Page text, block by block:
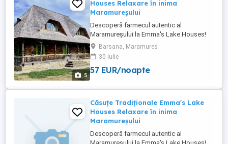
5
Houses Relaxare în inima
Maramureșului
Descoperă farmecul autentic al
Maramureșului la Emma's Lake Houses!
Te așteptăm în căsuțele noastre
tradiționale, amenajate cu grijă pentru a-ți
oferi confort, liniște și o experiență de
neuitat în mijlocul naturii. Atmosferă caldă
spectaculoase Căsuțe ...
Barsana, Maramures
30 iulie
57 EUR/noapte
Căsuțe Tradiționale Emma's Lake
Houses Relaxare în inima
Maramureșului
Descoperă farmecul autentic al